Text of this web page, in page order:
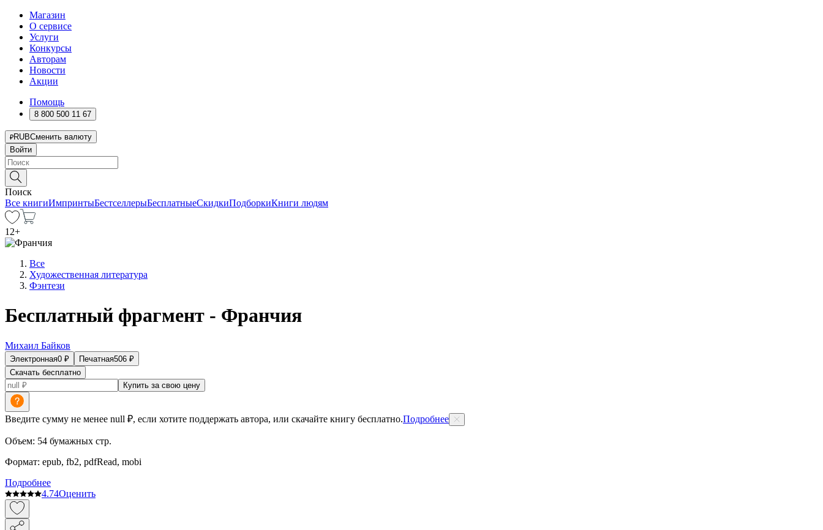
Магазин
О сервисе
Услуги
Конкурсы
Авторам
Новости
Акции
Помощь
8 800 500 11 67
RUBСменить валюту
Войти
Поиск
Все книгиИмпринтыБестселлерыБесплатныеСкидкиПодборкиКниги людям
12+
Все
Художественная литература
Фэнтези
Бесплатный фрагмент - Франчия
Михаил Байков
Электронная0 ₽ Печатная506 ₽
Скачать бесплатно
Купить за свою цену
Введите сумму не менее null ₽, если хотите поддержать автора, или скачайте книгу бесплатно.Подробнее
Объем: 54 бумажных стр.
Формат: epub, fb2, pdfRead, mobi
Подробнее
4.74Оценить